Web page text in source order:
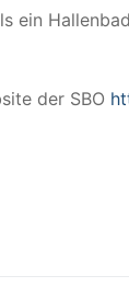
ein
der SBO